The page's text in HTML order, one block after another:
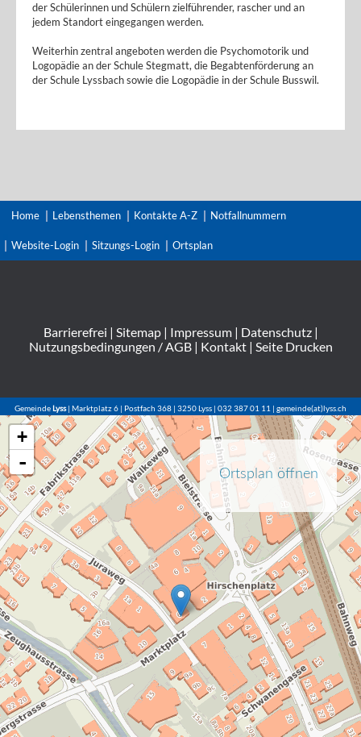
der Schülerinnen und Schülern zielführender, rascher und an
jedem Standort eingegangen werden.
Weiterhin zentral angeboten werden die Psychomotorik und
Logopädie an der Schule Stegmatt, die Begabtenförderung an
der Schule Lyssbach sowie die Logopädie in der Schule Busswil.
Home Lebensthemen Kontakte A-Z Notfallnummern
Website-Login Sitzungs-Login Ortsplan
Barrierefrei | Sitemap| Impressum| Datenschutz|
Nutzungsbedingungen / AGB| Kontakt| Seite Drucken
GemeindeLyss| Marktplatz 6 | Postfach 368 | 3250 Lyss | 032 387 01 11 | gemeinde(at)lyss.ch